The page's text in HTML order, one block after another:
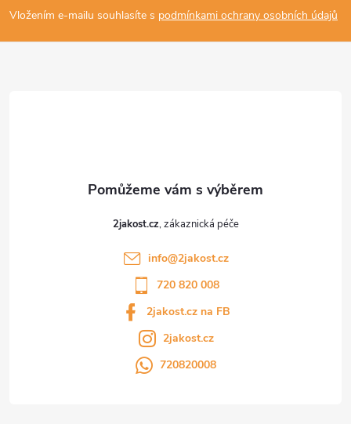
p
a
Vložením e-mailu souhlasíte s podmínkami ochrany osobních údajů
2jakost.cz
info@2jakost.cz
720 820 008
2jakost.cz na FB
2jakost.cz
720820008